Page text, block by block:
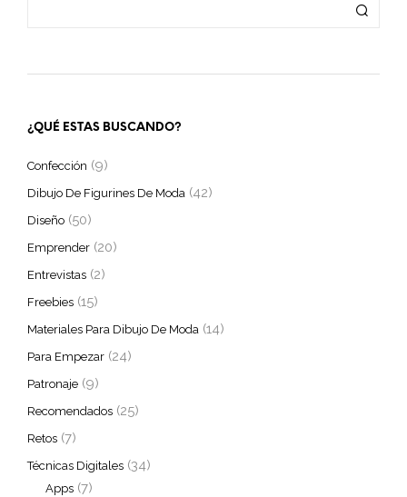
¿QUÉ ESTAS BUSCANDO?
Confección (9)
Dibujo De Figurines De Moda (42)
Diseño (50)
Emprender (20)
Entrevistas (2)
Freebies (15)
Materiales Para Dibujo De Moda (14)
Para Empezar (24)
Patronaje (9)
Recomendados (25)
Retos (7)
Técnicas Digitales (34)
Apps (7)